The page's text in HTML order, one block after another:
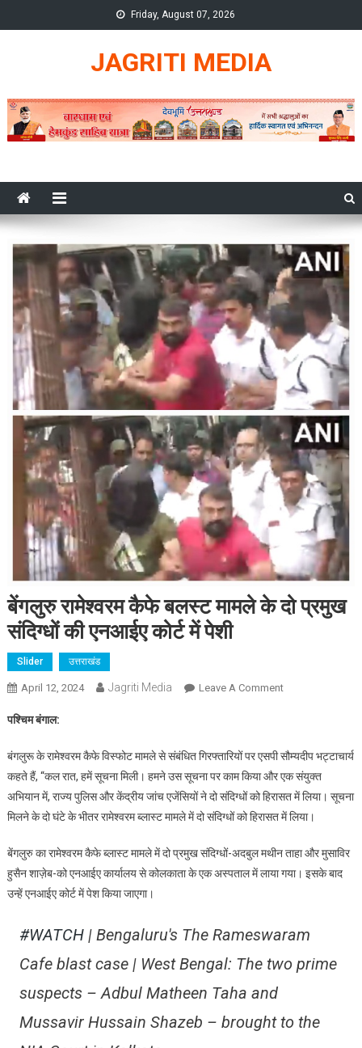
to
Friday, August 07, 2026
JAGRITI MEDIA
बेंगलुरु रामेश्वरम कैफे बलस्ट मामले के दो प्रमुख
संदिग्धों की एनआईए कोर्ट में पेशी
Slider उत्तराखंड
April 12, 2024 Jagriti Media Leave A CommentOn
बलस्ट
मामले
के
दो
संदिग्धों
की
में
पश्चिम बंगाल:
बंगलुरू के रामेश्वरम कैफे विस्फोट मामले से संबंधित गिरफ्तारियों पर एसपी सौम्यदीप भट्टाचार्य
कहते हैं, “कल रात, हमें सूचना मिली। हमने उस सूचना पर काम किया और एक संयुक्त
अभियान में, राज्य पुलिस और केंद्रीय जांच एजेंसियों ने दो संदिग्धों को हिरासत में लिया। सूचना
मिलने के दो घंटे के भीतर रामेश्‍वरम ब्लास्ट मामले में दो संदिग्धों को हिरासत में लिया।
बेंगलुरु का रामेश्वरम कैफे ब्लास्ट मामले में दो प्रमुख संदिग्धों-अदबुल मथीन ताहा और मुसाविर
हुसैन शाज़ेब-को एनआईए कार्यालय से कोलकाता के एक अस्पताल में लाया गया। इसके बाद
उन्हें एनआईए कोर्ट में पेश किया जाएगा।
#WATCH| Bengaluru's The Rameswaram
Cafe blast case | West Bengal: The two prime
suspects – Adbul Matheen Taha and
Mussavir Hussain Shazeb – brought to the